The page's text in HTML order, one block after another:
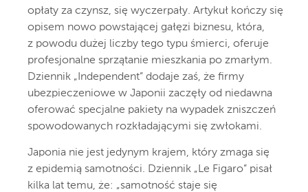
opłaty za czynsz, się wyczerpały. Artykuł kończy się
opisem nowo powstającej gałęzi biznesu, która,
z powodu dużej liczby tego typu śmierci, oferuje
profesjonalne sprzątanie mieszkania po zmarłym.
Dziennik „Independent” dodaje zaś, że firmy
ubezpieczeniowe w Japonii zaczęły od niedawna
oferować specjalne pakiety na wypadek zniszczeń
spowodowanych rozkładającymi się zwłokami.
Japonia nie jest jedynym krajem, który zmaga się
z epidemią samotności. Dziennik „Le Figaro” pisał
kilka lat temu, że: „samotność staje się